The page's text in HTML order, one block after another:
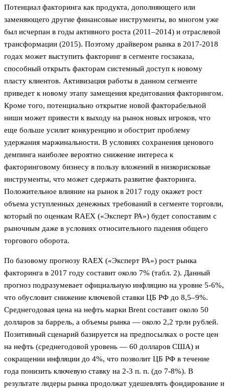
Потенциал факторинга как продукта, дополняющего или
заменяющего другие финансовые инструменты, во многом уже
был исчерпан в годы активного роста (2011–2014) и отраслевой
трансформации (2015). Поэтому драйвером рынка в 2017-2018
годах может выступить факторинг в сегменте госзаказа,
способный открыть факторам системный доступ к новому
пласту клиентов. Активизация работы в данном сегменте
приведет к новому этапу замещения кредитования факторингом.
Кроме того, потенциально открытие новой факторабельной
ниши может привести к выходу на рынок новых игроков, что
еще больше усилит конкуренцию и обострит проблему
удержания маржинальности. В условиях сохранения ценового
демпинга наиболее вероятно снижение интереса к
факторинговому бизнесу в пользу вложений в низкорисковые
инструменты, что может сдержать развитие факторинга.
Положительное влияние на рынок в 2017 году окажет рост
объема уступленных денежных требований в сегменте торговли,
который по оценкам RAEX («Эксперт РА») будет сопоставим с
рыночным даже в условиях относительного падения общего
торгового оборота.
По базовому прогнозу RAEX («Эксперт РА») рост рынка
факторинга в 2017 году составит около 7% (табл. 2). Данный
прогноз под­разумевает официальную инфляцию на уровне 5-6%,
что обусловит снижение ключевой ставки ЦБ РФ до 8,5–9%.
Среднегодовая цена на нефть марки Brent составит около 50
долларов за баррель, а объемы рынка — около 2,2 трлн рублей.
Позитивный сценарий базируется на предпосылках о росте цен
на нефть (среднегодовой уровень — 60 долларов США) и
сокращении инфляции до 4%, что позволит ЦБ РФ в течение
года понизить ключевую ставку на 2-3 п. п. (до 7-8%). В
результате лидеры рынка продолжат удешевлять фондирование и